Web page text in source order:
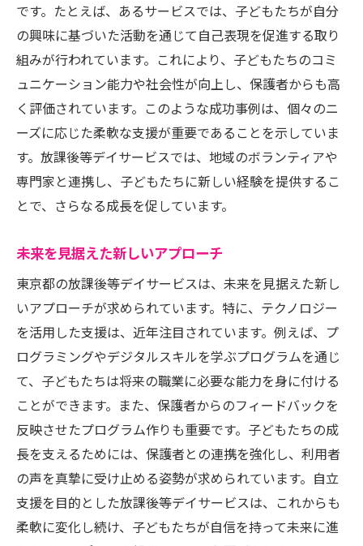
です。たとえば、あるサービスでは、子どもたちが自分
の興味に基づいた活動を通じて自己表現を促進する取り
組みが行われています。これにより、子どもたちのコミ
ュニケーション能力や社会性が向上し、保護者からも高
く評価されています。このような成功事例は、個々のニ
ーズに応じた柔軟な支援が重要であることを示していま
す。放課後等デイサービスでは、地域のボランティアや
専門家と連携し、子どもたちに新しい経験を提供するこ
とで、さらなる成長を促しています。
未来を見据えた新しいアプローチ
東京都の放課後等デイサービスは、未来を見据えた新し
いアプローチが求められています。特に、テクノロジー
を活用した支援は、近年注目されています。例えば、プ
ログラミングやデジタルスキルを学ぶプログラムを通じ
て、子どもたちは将来の職業に必要な能力を身に付ける
ことができます。また、保護者からのフィードバックを
反映させたプログラム作りも重要です。子どもたちの成
長を支えるためには、保護者との連携を強化し、利用者
の声を真摯に受け止める姿勢が求められています。自立
支援を目的とした放課後等デイサービスは、これからも
柔軟に変化し続け、子どもたちが自信を持って未来に進